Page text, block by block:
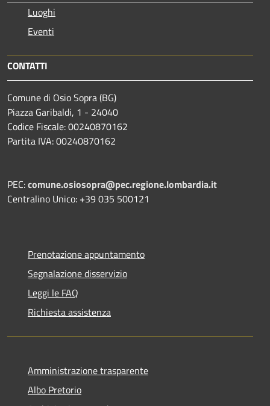
Luoghi
Eventi
CONTATTI
Comune di Osio Sopra (BG)
Piazza Garibaldi, 1 - 24040
Codice Fiscale: 00240870162
Partita IVA: 00240870162
PEC:comune.osiosopra@pec.regione.lombardia.it
Centralino Unico: +39 035 500121
Prenotazione appuntamento
Segnalazione disservizio
Leggi le FAQ
Richiesta assistenza
Amministrazione trasparente
Albo Pretorio